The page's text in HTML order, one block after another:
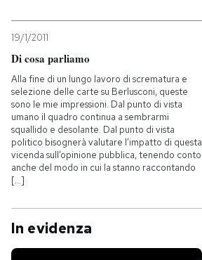
19/1/2011
Di cosa parliamo
Alla fine di un lungo lavoro di scrematura e
selezione delle carte su Berlusconi, queste
sono le mie impressioni. Dal punto di vista
umano il quadro continua a sembrarmi
squallido e desolante. Dal punto di vista
politico bisognerà valutare l’impatto di questa
vicenda sull’opinione pubblica, tenendo conto
anche del modo in cui la stanno raccontando
[...]
In evidenza